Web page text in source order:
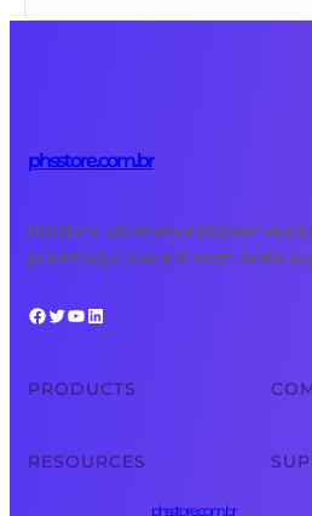
phsstore.com.br
Nisl libero ullamcorper id ipsum
pellentesque placerat lorem lacinia
Facebook Twitter YouTube LinkedIn
PRODUCTS
RESOURCES
phsstore.com.br